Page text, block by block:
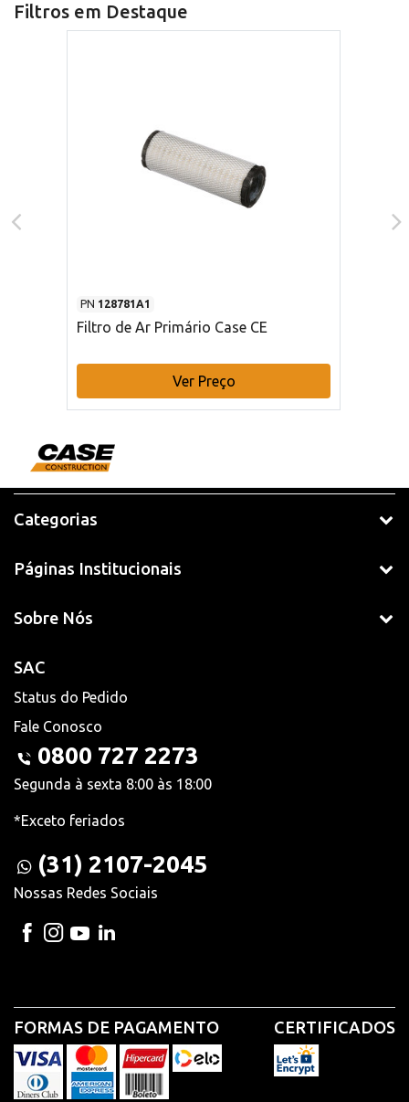
Filtros em Destaque
PN 128781A1
Filtro de Ar Primário Case CE
Ver Preço
Categorias
Páginas Institucionais
Sobre Nós
SAC
Status do Pedido
Fale Conosco
0800 727 2273
Segunda à sexta 8:00 às 18:00
*Exceto feriados
(31) 2107-2045
Nossas Redes Sociais
FORMAS DE PAGAMENTO CERTIFICADOS